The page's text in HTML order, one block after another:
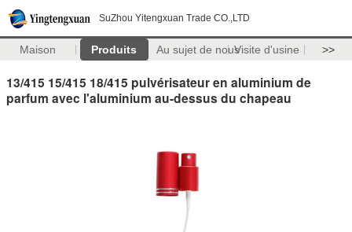
SuZhou Yitengxuan Trade CO.,LTD
Maison Produits Au sujet de nousVisite d'usine >>
13/415 15/415 18/415 pulvérisateur en aluminium de
parfum avec l'aluminium au-dessus du chapeau